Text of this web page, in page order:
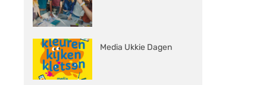
Media Ukkie Dagen